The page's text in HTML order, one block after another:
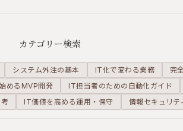
カテゴリー検索
システム外注の基本 IT化で変わる業務 完
めるMVP開発 IT担当者のための自動化ガイド
IT価値を高める運用・保守 情報セキュリテ